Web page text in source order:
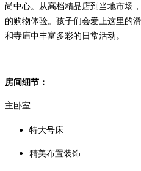
尚中心。从高档精品店到当地市场
的购物体验。孩子们会爱上这里的
和寺庙中丰富多彩的日常活动。
房间细节：
主卧室
特大号床
精美布置装饰